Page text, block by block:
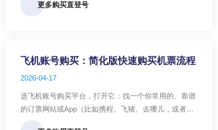
务，以回馈社会。
更多购买直登号
飞机账号购买：简化版快速购买机票流程
2026-04-17
选飞机账号购买平台，打开它：找一个你常用的、靠谱
的订票网站或App（比如携程、飞猪、去哪儿，或者航
空公司自己的App/官网）。打开它，就像打开微信或淘